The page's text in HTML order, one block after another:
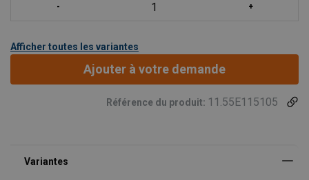
Afficher toutes les variantes
Ajouter à votre demande
Référence du produit: 11.55E115105